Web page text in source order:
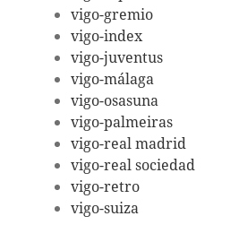
vigo-gremio
vigo-index
vigo-juventus
vigo-málaga
vigo-osasuna
vigo-palmeiras
vigo-real madrid
vigo-real sociedad
vigo-retro
vigo-suiza